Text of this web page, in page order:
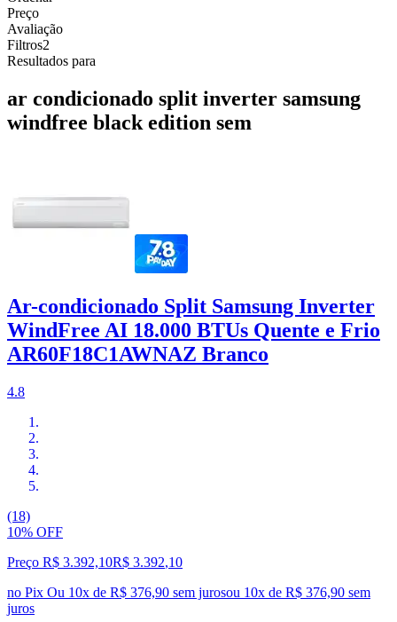
Preço
Avaliação
Filtros2
Resultados para
ar condicionado split inverter samsung
windfree black edition sem
Ar-condicionado Split Samsung Inverter
WindFree AI 18.000 BTUs Quente e Frio
AR60F18C1AWNAZ Branco
4.8
(18)
10% OFF
Preço R$ 3.392,10R$ 3.392,10
no Pix Ou 10x de R$ 376,90 sem jurosou 10x de R$ 376,90 sem
juros